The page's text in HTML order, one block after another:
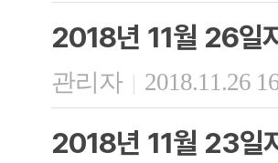
2018년 11월 26일
관리자 | 2018.11.26
2018년 11월 23일